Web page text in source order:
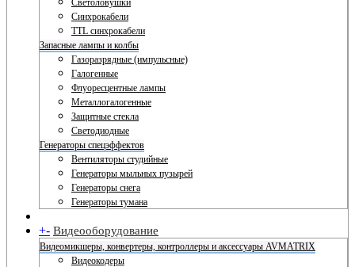
Светоловушки
Синхрокабели
TTL синхрокабели
Запасные лампы и колбы
Газоразрядные (импульсные)
Галогенные
Флуоресцентные лампы
Металлогалогенные
Защитные стекла
Светодиодные
Генераторы спецэффектов
Вентиляторы студийные
Генераторы мыльных пузырей
Генераторы снега
Генераторы тумана
+- Видеооборудование
Видеомикшеры, конвертеры, контроллеры и аксессуары AVMATRIX
Видеокодеры